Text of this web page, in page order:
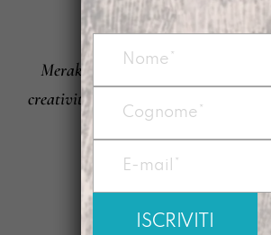
Informazioni su cambi e resi
MERAKI
Meraki (Grecia): “Fare qualcosa
creatività o l’amore. Quando metti
quello che fai, qualunque cosa
MERAKI È